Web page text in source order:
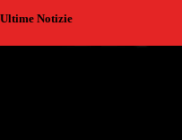
Ultime Notizie